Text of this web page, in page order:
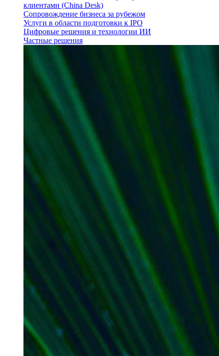
клиентами (China Desk)
Сопровождение бизнеса за рубежом
Услуги в области подготовки к IPO
Цифровые решения и технологии ИИ
Частные решения